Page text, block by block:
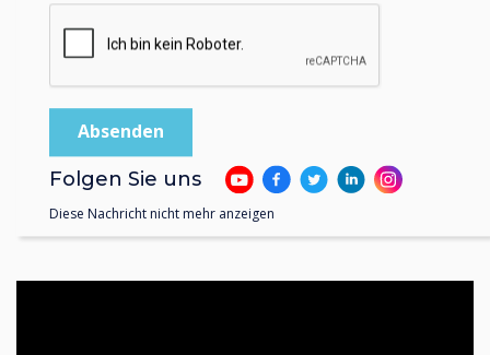
Entdecken Sie die
neuesten Funktionen
unserer Google-EDLA-
Displays
Folgen Sie uns
Diese Nachricht nicht mehr anzeigen